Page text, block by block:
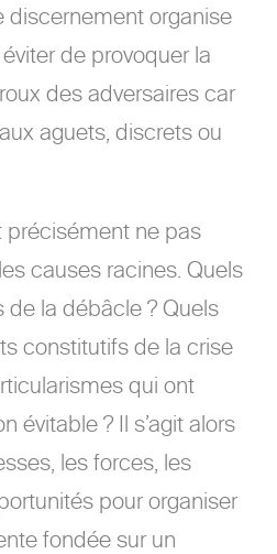
discernement organise
de provoquer la
des adversaires car
aguets, discrets ou
précisément ne pas
causes racines. Quels
de la débâcle ? Quels
constitutifs de la crise
qui ont
évitable ? Il s’agit alors
les forces, les
pour organiser
fondée sur un